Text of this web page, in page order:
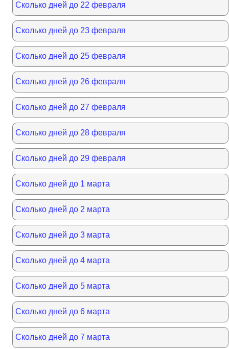
Сколько дней до 22 февраля
Сколько дней до 23 февраля
Сколько дней до 25 февраля
Сколько дней до 26 февраля
Сколько дней до 27 февраля
Сколько дней до 28 февраля
Сколько дней до 29 февраля
Сколько дней до 1 марта
Сколько дней до 2 марта
Сколько дней до 3 марта
Сколько дней до 4 марта
Сколько дней до 5 марта
Сколько дней до 6 марта
Сколько дней до 7 марта